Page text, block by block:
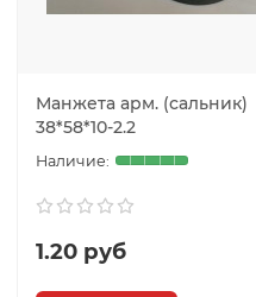
Манжета арм. (сальник)
38*58*10-2.2
1.20 руб